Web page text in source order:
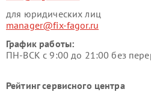
для юридических лиц
manager@fix-fagor.ru
График работы:
ПН-ВСК с 9:00 до 21:00 без
Рейтинг сервисного центра